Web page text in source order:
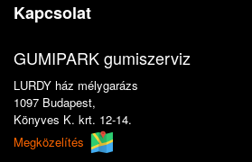
Kapcsolat
GUMIPARK gumiszerviz
LURDY ház mélygarázs
1097 Budapest,
Könyves K. krt. 12-14.
Megközelítés